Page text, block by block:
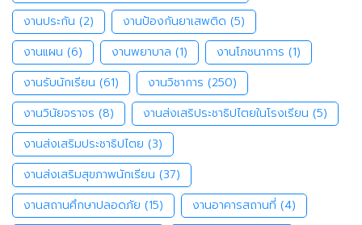
งานประกัน (2) งานป้องกันยาเสพติด (5)
งานแผน (6) งานพยาบาล (1) งานโภชนาการ (1)
งานรับนักเรียน (61) งานวิชาการ (250)
งานวินัยจราจร (8) งานส่งเสริประชาธิปไตยในโรงเรียน (5)
งานส่งเสริมประชาธิปไตย (3)
งานส่งเสริมสุขภาพนักเรียน (37)
งานสถานศึกษาปลอดภัย (15) งานอาคารสถานที่ (4)